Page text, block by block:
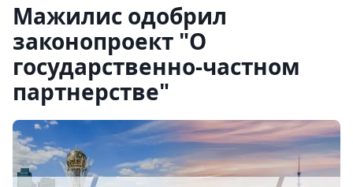
Мажилис одобрил
законопроект "О
государственно-частном
партнерстве"